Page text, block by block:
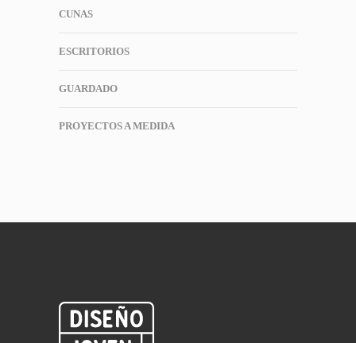
CUNAS
ESCRITORIOS
GUARDADO
PROYECTOS A MEDIDA